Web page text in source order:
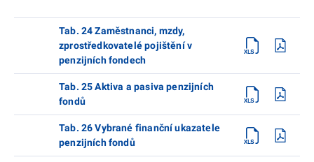
Tab. 24 Zaměstnanci, mzdy,
zprostředkovatelé pojištění v
penzijních fondech
Tab. 25 Aktiva a pasiva penzijních
fondů
Tab. 26 Vybrané finanční ukazatele
penzijních fondů